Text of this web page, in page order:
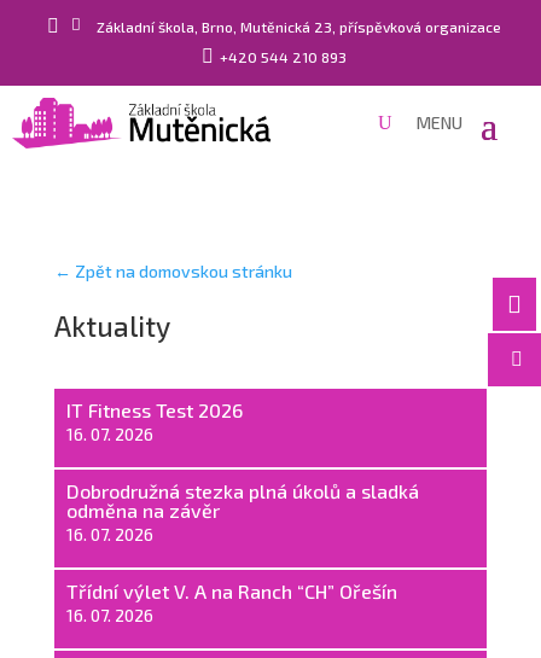
  Základní škola, Brno, Mutěnická 23, příspěvková organizace
 +420 544 210 893


← Zpět na domovskou stránku
Aktuality
IT Fitness Test 2026
16. 07. 2026
Dobrodružná stezka plná úkolů a sladká
odměna na závěr
16. 07. 2026
Třídní výlet V. A na Ranch “CH” Ořešín
16. 07. 2026